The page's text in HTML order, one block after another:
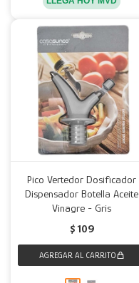
Pico Vertedor Dosificador
Dispensador Botella Aceite
Vinagre - Gris
$ 109